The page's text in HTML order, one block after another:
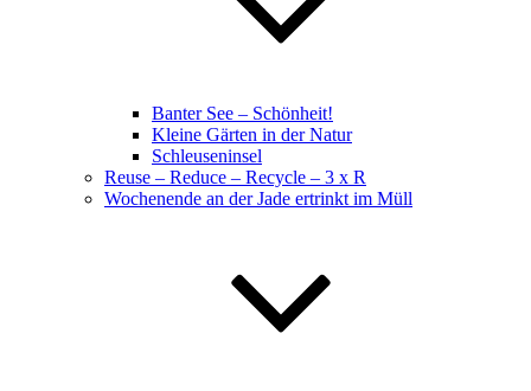
Banter See – Schönheit!
Kleine Gärten in der Natur
Schleuseninsel
Reuse – Reduce – Recycle – 3 x R
Wochenende an der Jade ertrinkt im Müll